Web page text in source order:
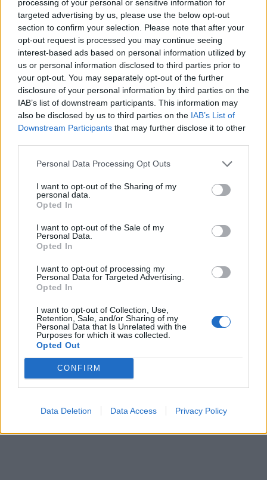
processing of your personal or sensitive information for
targeted advertising by us, please use the below opt-out
section to confirm your selection. Please note that after your
opt-out request is processed you may continue seeing
interest-based ads based on personal information utilized by
us or personal information disclosed to third parties prior to
your opt-out. You may separately opt-out of the further
disclosure of your personal information by third parties on the
IAB’s list of downstream participants. This information may
also be disclosed by us to third parties on the IAB’s List of
Downstream Participants that may further disclose it to other
Personal Data Processing Opt Outs
I want to opt-out of the Sharing of my
personal data.
Opted In
I want to opt-out of the Sale of my
Personal Data.
Opted In
I want to opt-out of processing my
Personal Data for Targeted Advertising.
Opted In
I want to opt-out of Collection, Use,
Retention, Sale, and/or Sharing of my
Personal Data that Is Unrelated with the
Purposes for which it was collected.
Opted Out
CONFIRM
Data Deletion Data Access Privacy Policy
In evidenza